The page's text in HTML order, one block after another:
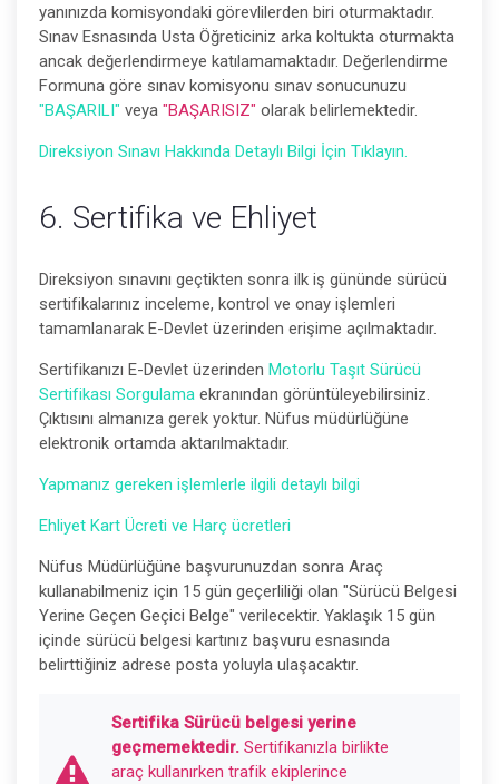
yanınızda komisyondaki görevlilerden biri oturmaktadır.
Sınav Esnasında Usta Öğreticiniz arka koltukta oturmakta
ancak değerlendirmeye katılamamaktadır. Değerlendirme
Formuna göre sınav komisyonu sınav sonucunuzu
"BAŞARILI" veya "BAŞARISIZ" olarak belirlemektedir.
Direksiyon Sınavı Hakkında Detaylı Bilgi İçin Tıklayın.
6. Sertifika ve Ehliyet
Direksiyon sınavını geçtikten sonra ilk iş gününde sürücü
sertifikalarınız inceleme, kontrol ve onay işlemleri
tamamlanarak E-Devlet üzerinden erişime açılmaktadır.
Sertifikanızı E-Devlet üzerinden Motorlu Taşıt Sürücü
Sertifikası Sorgulama ekranından görüntüleyebilirsiniz.
Çıktısını almanıza gerek yoktur. Nüfus müdürlüğüne
elektronik ortamda aktarılmaktadır.
Yapmanız gereken işlemlerle ilgili detaylı bilgi
Ehliyet Kart Ücreti ve Harç ücretleri
Nüfus Müdürlüğüne başvurunuzdan sonra Araç
kullanabilmeniz için 15 gün geçerliliği olan "Sürücü Belgesi
Yerine Geçen Geçici Belge" verilecektir. Yaklaşık 15 gün
içinde sürücü belgesi kartınız başvuru esnasında
belirttiğiniz adrese posta yoluyla ulaşacaktır.
Sertifika Sürücü belgesi yerine
geçmemektedir. Sertifikanızla birlikte
araç kullanırken trafik ekiplerince